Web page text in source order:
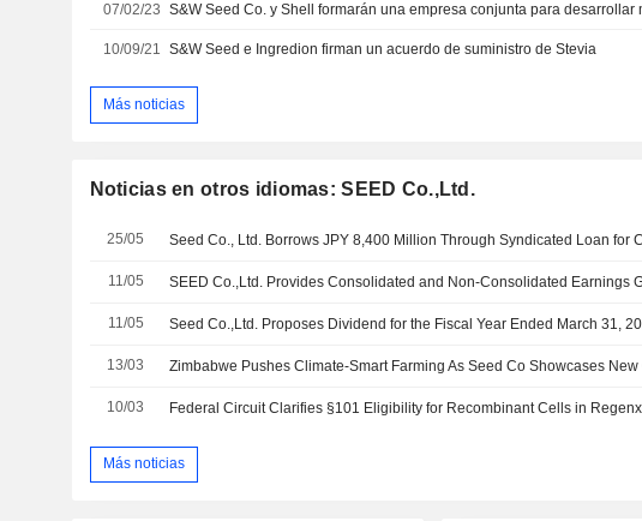
07/02/23
10/09/21 S&W Seed e Ingredion firman un acuerdo de suministro de Stevia
Más noticias
Noticias en otros idiomas: SEED Co.,Ltd.
25/05
11/05
11/05
13/03
10/03
Más noticias